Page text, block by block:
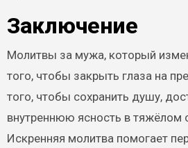
Заключение
Молитвы за мужа, который
того, чтобы закрыть глаза на
того, чтобы сохранить душу,
внутреннюю ясность в тяжёлом
Искренняя молитва помогает